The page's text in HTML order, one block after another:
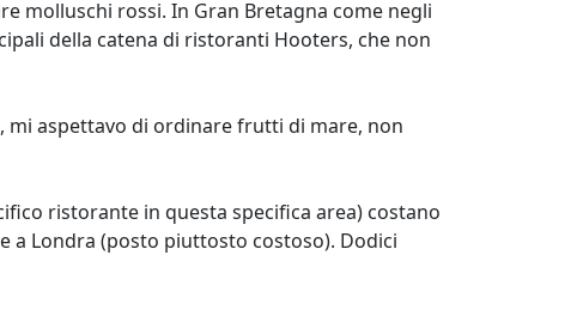
molluschi rossi. In Gran Bretagna come negli
della catena di ristoranti Hooters, che non
mi aspettavo di ordinare frutti di mare, non
ristorante in questa specifica area) costano
a Londra (posto piuttosto costoso). Dodici